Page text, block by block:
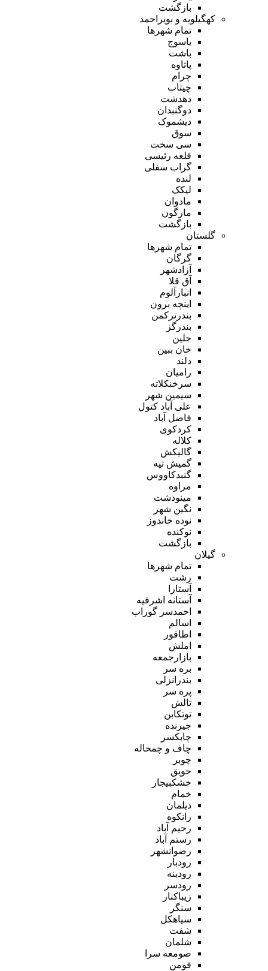
بازگشت
کهگیلویه و بویراحمد
تمام شهر‌ها
یاسوج
باشت
پاتاوه
چرام
چیتاب
دهدشت
دوگنبدان
دیشموک
سوق
سی سخت
قلعه رئیسی
گراب سفلی
لنده
لیکک
مادوان
مارگون
بازگشت
گلستان
تمام شهر‌ها
گرگان
آزادشهر
آق قلا
انبارآلوم
اینچه برون
بندرترکمن
بندرگز
جلین
خان ببین
دلند
رامیان
سرخنکلاته
سیمین شهر
علی آباد کتول
فاضل آباد
کردکوی
کلاله
گالیکش
گمیش تپه
گنبدکاووس
مراوه
مینودشت
نگین شهر
نوده خاندوز
نوکنده
بازگشت
گیلان
تمام شهر‌ها
رشت
آستارا
آستانه اشرفیه
احمدسر گوراب
اسالم
اطاقور
املش
بازارجمعه
بره سر
بندرانزلی
پره سر
تالش
توتکابن
جیرنده
چابکسر
چاف و چمخاله
چوبر
حویق
خشکبیجار
خمام
دیلمان
رانکوه
رحیم آباد
رستم آباد
رضوانشهر
رودبار
رودبنه
رودسر
زیباکنار
سنگر
سیاهکل
شفت
شلمان
صومعه سرا
فومن